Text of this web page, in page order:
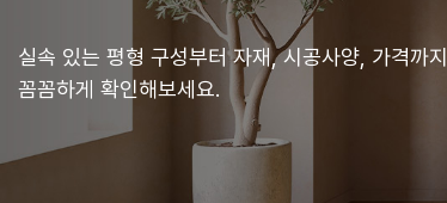
실속 있는 평형 구성부터 자재, 시공사양, 가격까지
꼼꼼하게 확인해보세요.